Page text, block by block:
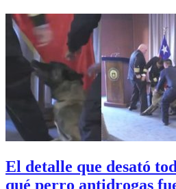
El detalle que desató
qué perro antidrogas